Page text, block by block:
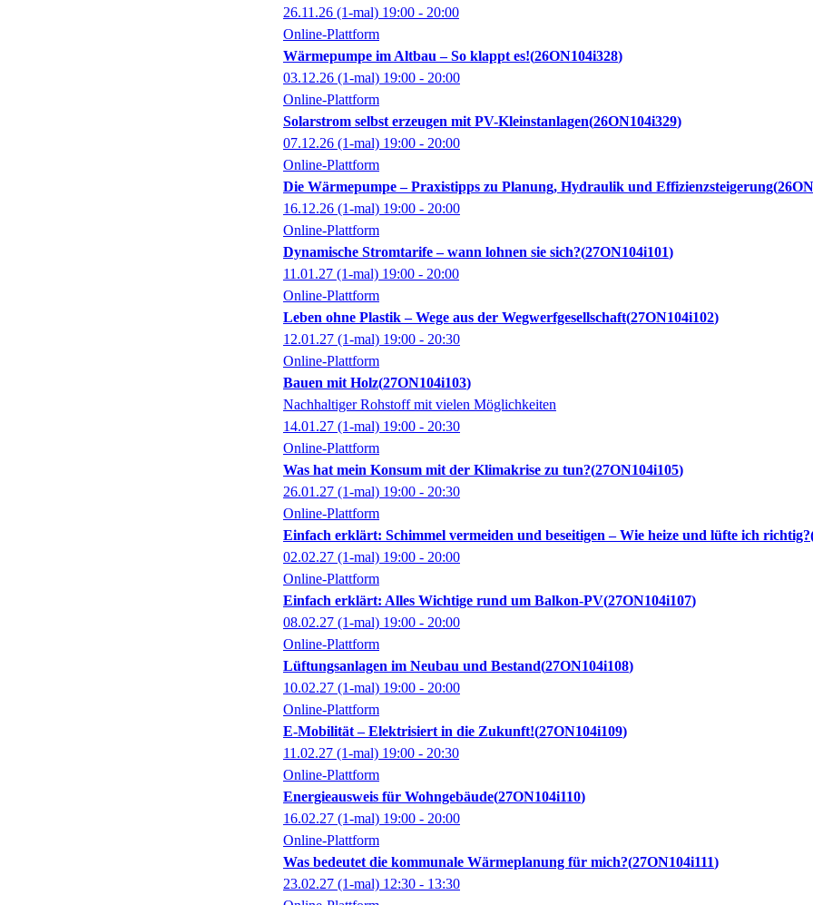
26.11.26 (1-mal) 19:00 - 20:00
Online-Plattform
Wärmepumpe im Altbau – So klappt es! 26ON104i328
03.12.26 (1-mal) 19:00 - 20:00
Online-Plattform
Solarstrom selbst erzeugen mit PV-Kleinstanlagen 26ON104i329
07.12.26 (1-mal) 19:00 - 20:00
Online-Plattform
Die Wärmepumpe – Praxistipps zu Planung, Hydraulik und Effizienzsteigerung
16.12.26 (1-mal) 19:00 - 20:00
Online-Plattform
Dynamische Stromtarife – wann lohnen sie sich? 27ON104i101
11.01.27 (1-mal) 19:00 - 20:00
Online-Plattform
Leben ohne Plastik – Wege aus der Wegwerfgesellschaft 27ON104i102
12.01.27 (1-mal) 19:00 - 20:30
Online-Plattform
Bauen mit Holz 27ON104i103
Nachhaltiger Rohstoff mit vielen Möglichkeiten
14.01.27 (1-mal) 19:00 - 20:30
Online-Plattform
Was hat mein Konsum mit der Klimakrise zu tun? 27ON104i105
26.01.27 (1-mal) 19:00 - 20:30
Online-Plattform
Einfach erklärt: Schimmel vermeiden und beseitigen – Wie heize und lüfte ich richtig?
02.02.27 (1-mal) 19:00 - 20:00
Online-Plattform
Einfach erklärt: Alles Wichtige rund um Balkon-PV 27ON104i107
08.02.27 (1-mal) 19:00 - 20:00
Online-Plattform
Lüftungsanlagen im Neubau und Bestand 27ON104i108
10.02.27 (1-mal) 19:00 - 20:00
Online-Plattform
E-Mobilität – Elektrisiert in die Zukunft! 27ON104i109
11.02.27 (1-mal) 19:00 - 20:30
Online-Plattform
Energieausweis für Wohngebäude 27ON104i110
16.02.27 (1-mal) 19:00 - 20:00
Online-Plattform
Was bedeutet die kommunale Wärmeplanung für mich? 27ON104i111
23.02.27 (1-mal) 12:30 - 13:30